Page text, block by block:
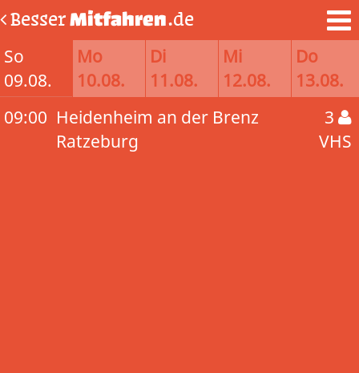
BesserMitfahren.de
So
09.08.
Mo
10.08.
Di
11.08.
Mi
12.08.
Do
13.08.
09:00 Heidenheim an der Brenz
Ratzeburg
3
VHS